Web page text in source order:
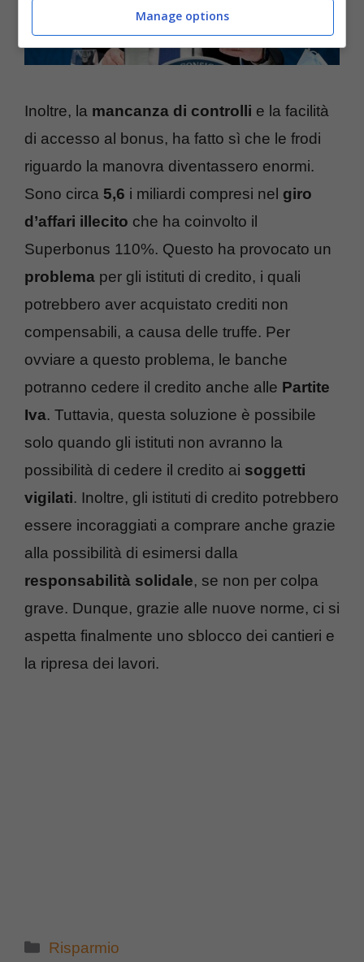
Inoltre, la mancanza di controlli e la facilità
di accesso al bonus, ha fatto sì che le frodi
riguardo la manovra diventassero enormi.
Sono circa 5,6 i miliardi compresi nel giro
d’affari illecito che ha coinvolto il
Superbonus 110%. Questo ha provocato un
problema per gli istituti di credito, i quali
potrebbero aver acquistato crediti non
compensabili, a causa delle truffe. Per
ovviare a questo problema, le banche
potranno cedere il credito anche alle Partite
Iva. Tuttavia, questa soluzione è possibile
solo quando gli istituti non avranno la
possibilità di cedere il credito ai soggetti
vigilati. Inoltre, gli istituti di credito potrebbero
essere incoraggiati a comprare anche grazie
alla possibilità di esimersi dalla
responsabilità solidale, se non per colpa
grave. Dunque, grazie alle nuove norme, ci si
aspetta finalmente uno sblocco dei cantieri e
la ripresa dei lavori.
Categorie
Risparmio
Manage options